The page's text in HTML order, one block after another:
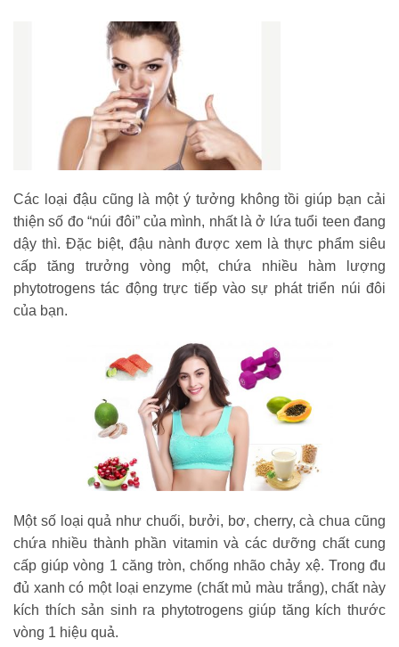
Các loại đậu cũng là một ý tưởng không tồi giúp bạn cải
thiện số đo “núi đôi” của mình, nhất là ở lứa tuổi teen đang
dậy thì. Đặc biệt, đậu nành được xem là thực phẩm siêu
cấp tăng trưởng vòng một, chứa nhiều hàm lượng
phytotrogens tác động trực tiếp vào sự phát triển núi đôi
của bạn.
Một số loại quả như chuối, bưởi, bơ, cherry, cà chua cũng
chứa nhiều thành phần vitamin và các dưỡng chất cung
cấp giúp vòng 1 căng tròn, chống nhão chảy xệ. Trong đu
đủ xanh có một loại enzyme (chất mủ màu trắng), chất này
kích thích sản sinh ra phytotrogens giúp tăng kích thước
vòng 1 hiệu quả.